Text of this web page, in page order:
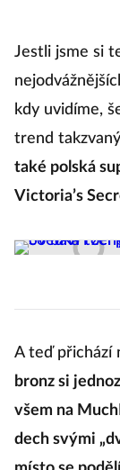
Jestli jsme si
kdy uvidíme,
trend
také polská
Victoria’s
A teď přichází
bronz si
všem na
dech svými